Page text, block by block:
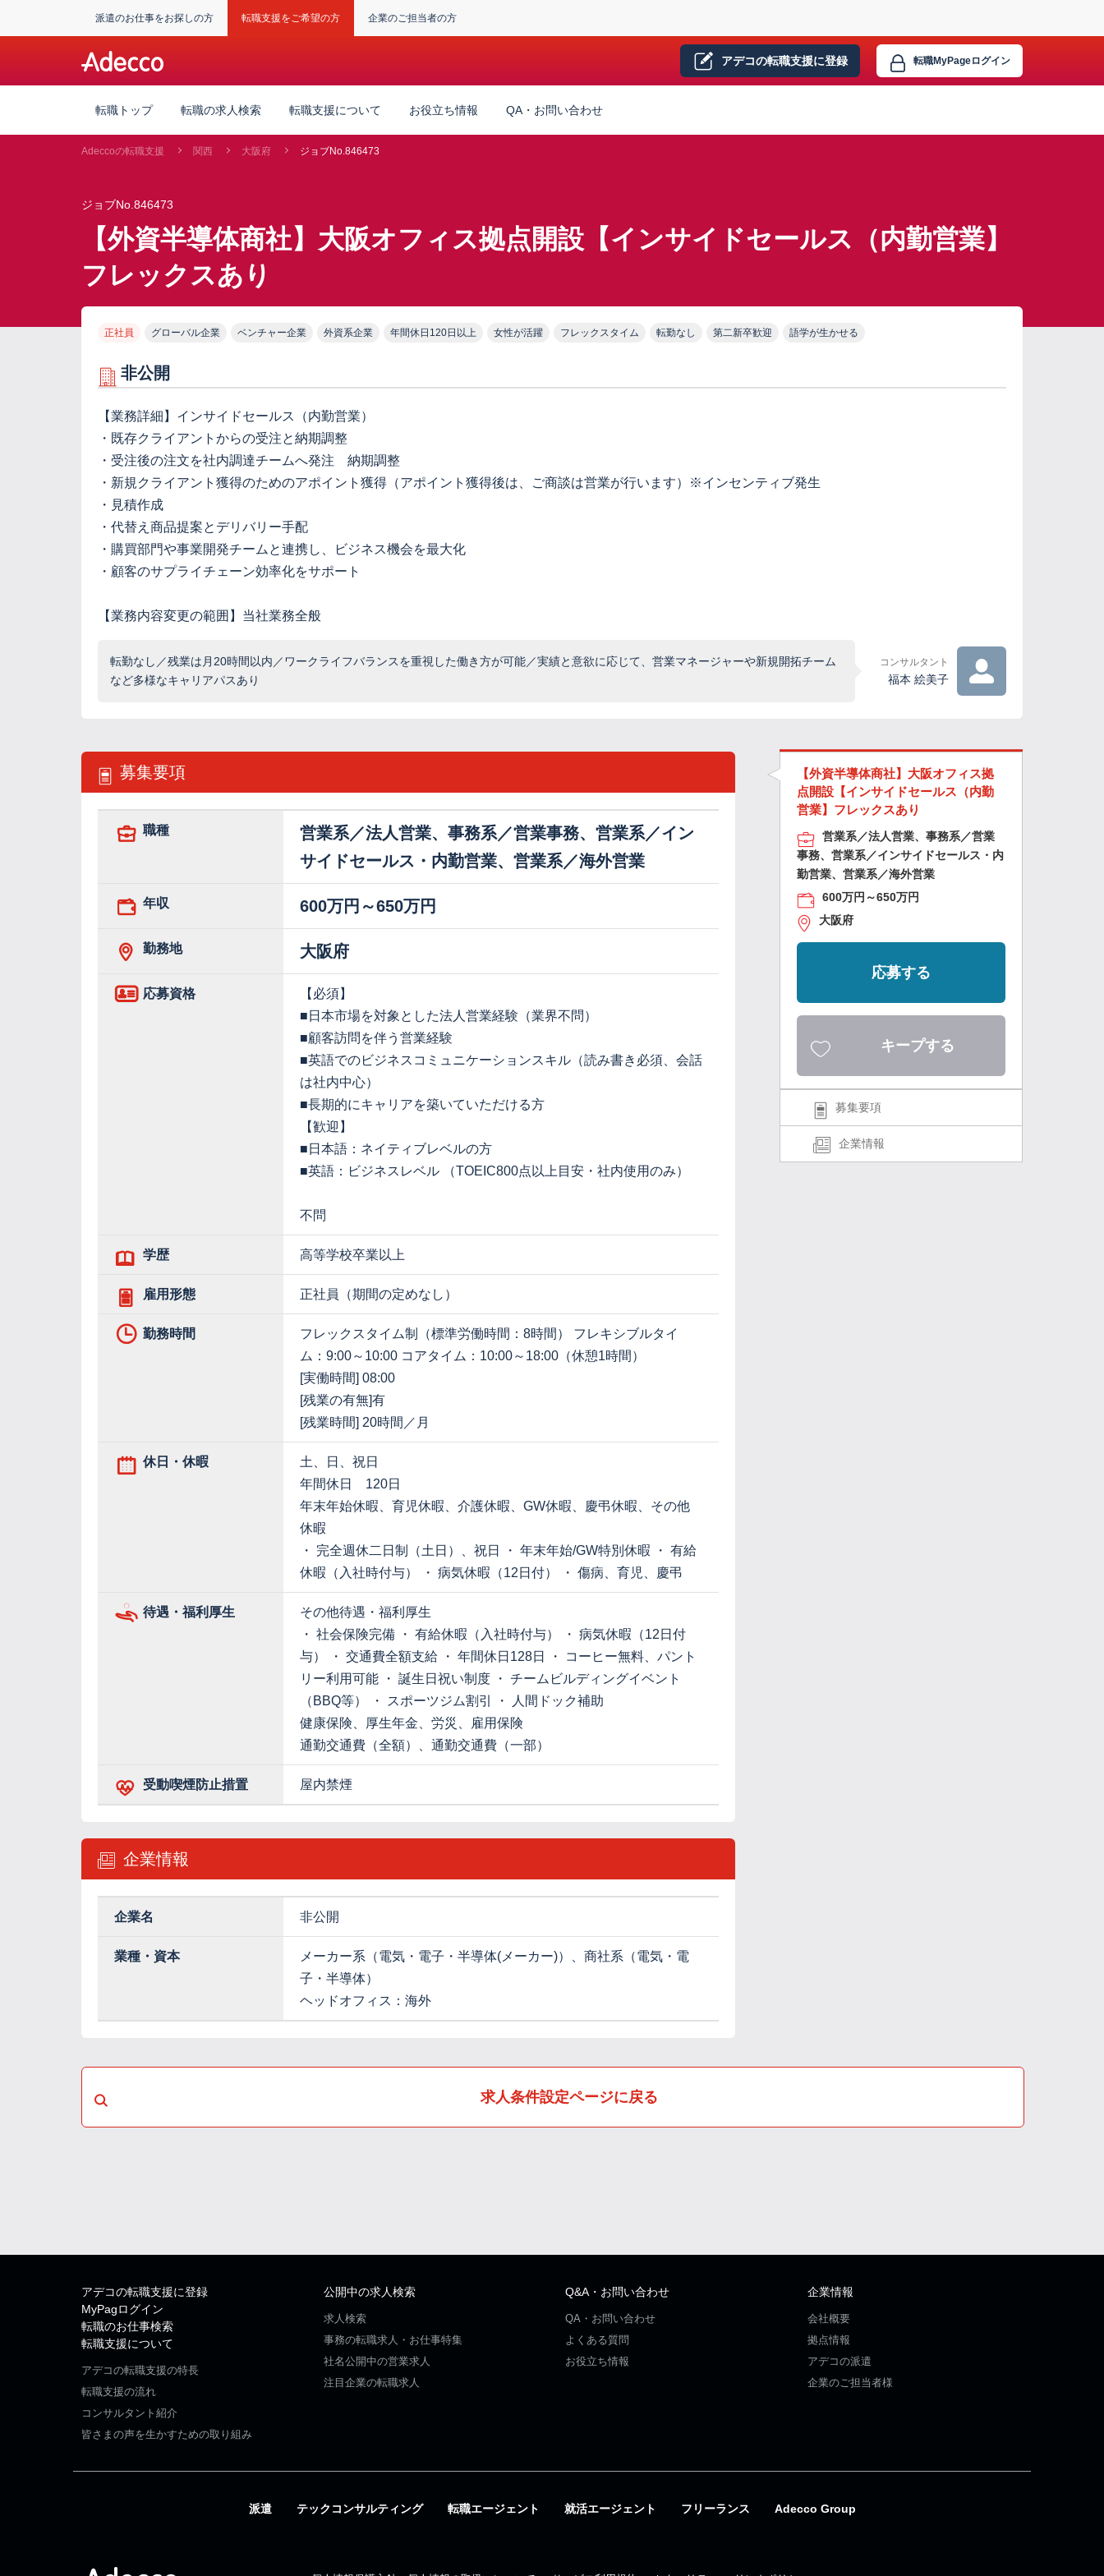
派遣のお仕事をお探しの方 転職支援をご希望の方 企業のご担当者の方
アデコの転職支援に登録 転職MyPageログイン
転職トップ 転職の求人検索 転職支援について お役立ち情報 QA・お問い合わせ
Adeccoの転職支援 関西 大阪府 ジョブNo.846473
ジョブNo.846473
【外資半導体商社】大阪オフィス拠点開設【インサイドセールス（内勤営業】
フレックスあり
正社員 グローバル企業 ベンチャー企業 外資系企業 年間休日120日以上 女性が活躍 フレックスタイム 転勤なし 第二新卒歓迎 語学が生かせる
非公開
【業務詳細】インサイドセールス（内勤営業）
・既存クライアントからの受注と納期調整
・受注後の注文を社内調達チームへ発注 納期調整
・新規クライアント獲得のためのアポイント獲得（アポイント獲得後は、ご商談は営業が行います）※インセンティブ発生
・見積作成
・代替え商品提案とデリバリー手配
・購買部門や事業開発チームと連携し、ビジネス機会を最大化
・顧客のサプライチェーン効率化をサポート
【業務内容変更の範囲】当社業務全般
転勤なし／残業は月20時間以内／ワークライフバランスを重視した働き方が可能／実績と意欲に応じて、営業マネージャーや新規開拓チーム
など多様なキャリアパスあり
コンサルタント
福本 絵美子
募集要項
職種
営業系／法人営業、事務系／営業事務、営業系／イン
サイドセールス・内勤営業、営業系／海外営業
年収 600万円～650万円
勤務地 大阪府
応募資格
【必須】
■日本市場を対象とした法人営業経験（業界不問）
■顧客訪問を伴う営業経験
■英語でのビジネスコミュニケーションスキル（読み書き必須、会話
は社内中心）
■長期的にキャリアを築いていただける方
【歓迎】
■日本語：ネイティブレベルの方
■英語：ビジネスレベル （TOEIC800点以上目安・社内使用のみ）
不問
学歴 高等学校卒業以上
雇用形態 正社員（期間の定めなし）
勤務時間
フレックスタイム制（標準労働時間：8時間） フレキシブルタイ
ム：9:00～10:00 コアタイム：10:00～18:00（休憩1時間）
[実働時間] 08:00
[残業の有無]有
[残業時間] 20時間／月
休日・休暇
土、日、祝日
年間休日 120日
年末年始休暇、育児休暇、介護休暇、GW休暇、慶弔休暇、その他
休暇
・ 完全週休二日制（土日）、祝日 ・ 年末年始/GW特別休暇 ・ 有給
休暇（入社時付与） ・ 病気休暇（12日付） ・ 傷病、育児、慶弔
待遇・福利厚生
その他待遇・福利厚生
・ 社会保険完備 ・ 有給休暇（入社時付与） ・ 病気休暇（12日付
与） ・ 交通費全額支給 ・ 年間休日128日 ・ コーヒー無料、パント
リー利用可能 ・ 誕生日祝い制度 ・ チームビルディングイベント
（BBQ等） ・ スポーツジム割引 ・ 人間ドック補助
健康保険、厚生年金、労災、雇用保険
通勤交通費（全額）、通勤交通費（一部）
受動喫煙防止措置 屋内禁煙
企業情報
企業名 非公開
業種・資本
メーカー系（電気・電子・半導体(メーカー)）、商社系（電気・電
子・半導体）
ヘッドオフィス：海外
【外資半導体商社】大阪オフィス拠
点開設【インサイドセールス（内勤
営業】フレックスあり
営業系／法人営業、事務系／営業
事務、営業系／インサイドセールス・内
勤営業、営業系／海外営業
600万円～650万円
大阪府
応募する
キープする
募集要項
企業情報
求人条件設定ページに戻る
アデコの転職支援に登録
MyPagログイン
転職のお仕事検索
転職支援について
アデコの転職支援の特長
転職支援の流れ
コンサルタント紹介
皆さまの声を生かすための取り組み
公開中の求人検索
求人検索
事務の転職求人・お仕事特集
社名公開中の営業求人
注目企業の転職求人
Q&A・お問い合わせ
QA・お問い合わせ
よくある質問
お役立ち情報
企業情報
会社概要
拠点情報
アデコの派遣
企業のご担当者様
派遣 テックコンサルティング 転職エージェント 就活エージェント フリーランス Adecco Group